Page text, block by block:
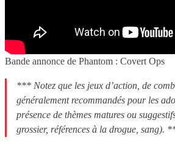
Bande annonce de Phantom : Covert Ops
*** Notez que les jeux d’action, de
généralement recommandés pour les
présence de thèmes matures ou
grossier, références à la drogue, sang).